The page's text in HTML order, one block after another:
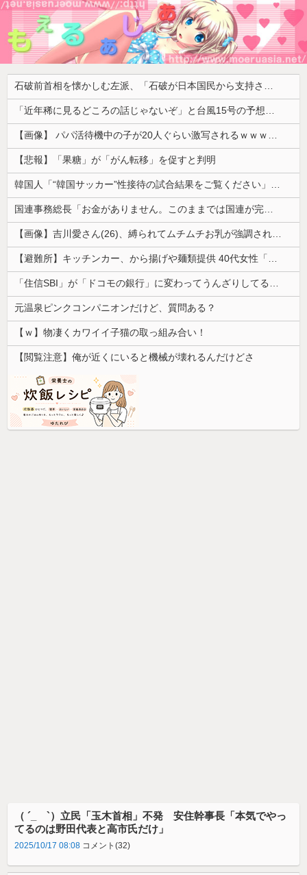
石破前首相を懐かしむ左派、「石破が日本国民から支持されまくっていた」と主張してしまうも……
「近年稀に見るどころの話じゃないぞ」と台風15号の予想進路に困惑する人が多数、偏西風が全く通用していないんだけど……
【画像】 パパ活待機中の子が20人ぐらい激写されるｗｗｗｗｗｗｗｗｗｗｗ
【悲報】「果糖」が「がん転移」を促すと判明
韓国人「“韓国サッカー”性接待の試合結果をご覧ください」→「マッサージ効果は間違いないねｗ」「これが本当のベッドサッカーだ」
国連事務総長「お金がありません。このままでは国連が完全崩壊します。助けて下さい」
【画像】吉川愛さん(26)、縛られてムチムチお乳が強調されてしまう
【避難所】キッチンカー、から揚げや麺類提供 40代女性「最高、パン中心の生活には飽き飽きしていて、野菜不足も感じていた」→時事通信タイトル「パン...
「住信SBI」が「ドコモの銀行」に変わってうんざりしてるやつｗｗｗｗｗｗｗ
元温泉ピンクコンパニオンだけど、質問ある？
【ｗ】物凄くカワイイ子猫の取っ組み合い！
【閲覧注意】俺が近くにいると機械が壊れるんだけどさ
（ ´_ゝ`）立民「玉木首相」不発 安住幹事長「本気でやっ
てるのは野田代表と高市氏だけ」
2025/10/17 08:08 コメント(32)